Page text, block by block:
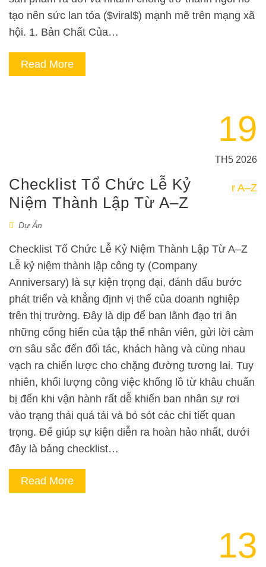
tạo nên sức lan tỏa ($viral$) mạnh mẽ trên mạng xã
hội. 1. Bản Chất Của…
Read More
19
TH5 2026
Checklist Tổ Chức Lễ Kỷ
Niệm Thành Lập Từ A–Z
Dự Án
Checklist Tổ Chức Lễ Kỷ Niệm Thành Lập Từ A–Z
Lễ kỷ niệm thành lập công ty (Company
Anniversary) là sự kiện trọng đại, đánh dấu bước
phát triển và khẳng định vị thế của doanh nghiệp
trên thị trường. Đây là dịp để ban lãnh đạo tri ân
những cống hiến của tập thể nhân viên, gửi lời cảm
ơn sâu sắc đến đối tác, khách hàng và cùng nhau
vạch ra chiến lược cho chặng đường tương lai. Tuy
nhiên, khối lượng công việc khổng lồ từ khâu chuẩn
bị đến khi vận hành rất dễ khiến ban nhân sự rơi
vào trạng thái quá tải và bỏ sót các chi tiết quan
trọng. Để giúp sự kiện diễn ra hoàn hảo nhất, dưới
đây là bảng checklist…
Read More
13